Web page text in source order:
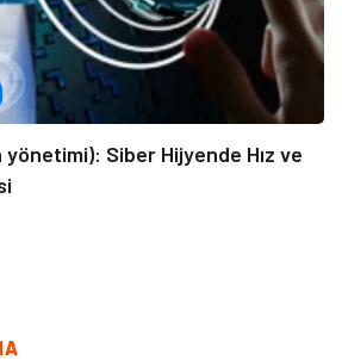
Siber Hijyende Hız ve